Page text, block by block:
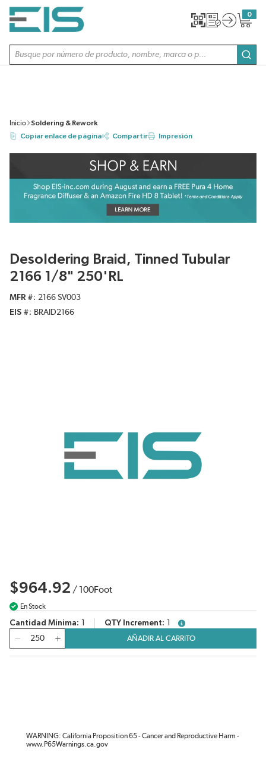
SALTAR AL CONTENIDO PRINCIPAL
Búsqueda de sitio
0
{0}
Inicio
Soldering & Rework
Copiar enlace de página
Compartir Impresión
Desoldering Braid, Tinned Tubular
2166 1/8" 250'RL
MFR #
2166 SV003
EIS #
BRAID2166
$964.92 / 100Foot
En Stock
Cantidad Mínima QTY Increment
more info
Cantidad
AÑADIR AL CARRITO
WARNING: California Proposition 65 - Cancer and Reproductive Harm -
www.P65Warnings.ca.gov